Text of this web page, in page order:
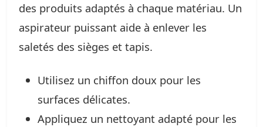
des produits adaptés à chaque matériau. Un
aspirateur puissant aide à enlever les
saletés des sièges et tapis.
Utilisez un chiffon doux pour les
surfaces délicates.
Appliquez un nettoyant adapté pour les